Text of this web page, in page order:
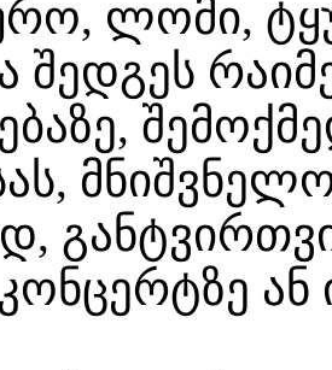
ლომი,
შედგეს
ან